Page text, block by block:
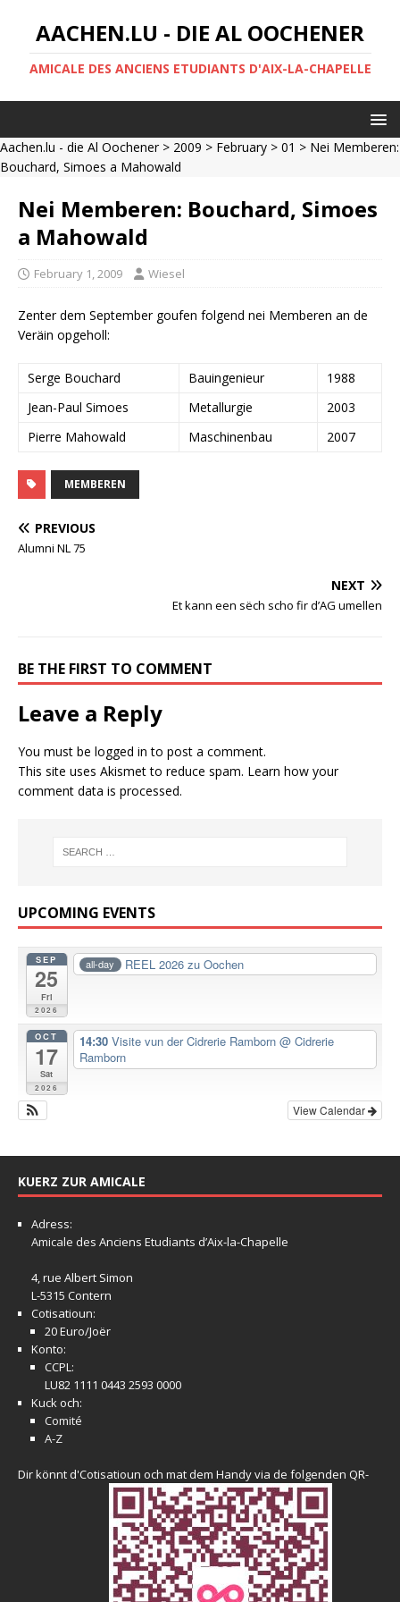
AACHEN.LU - DIE AL OOCHENER
AMICALE DES ANCIENS ETUDIANTS D'AIX-LA-CHAPELLE
Aachen.lu - die Al Oochener> 2009 > February > 01 > Nei Memberen:
Bouchard, Simoes a Mahowald
Nei Memberen: Bouchard, Simoes
a Mahowald
February 1, 2009 Wiesel
Zenter dem September goufen folgend nei Memberen an de
Veräin opgeholl:
Serge Bouchard Bauingenieur
1988
Jean-Paul Simoes
Metallurgie
2003
Pierre Mahowald
Maschinenbau 2007
MEMBEREN
PREVIOUS
Alumni NL 75
NEXT
Et kann een sëch scho fir d’AG umellen
BE THE FIRST TO COMMENT
Leave a Reply
You must be logged in to post a comment.
This site uses Akismet to reduce spam. Learn how your
comment data is processed.
UPCOMING EVENTS
SEP
25
Fri
2026
all-day REEL 2026 zu Oochen
OCT
17
Sat
2026
14:30 Visite vun der Cidrerie Ramborn @ Cidrerie
Ramborn
View Calendar
KUERZ ZUR AMICALE
Adress:
Amicale des Anciens Etudiants d’Aix-la-Chapelle
4, rue Albert Simon
L-5315 Contern
Cotisatioun:
20 Euro/Joër
Konto:
CCPL:
LU82 1111 0443 2593 0000
Kuck och:
Comité
A-Z
Dir könnt d'Cotisatioun och mat dem Handy via de folgenden QR-